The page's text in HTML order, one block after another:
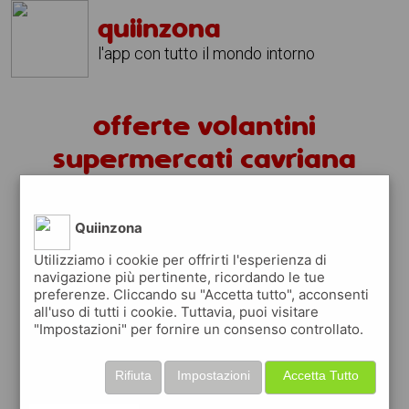
quiinzona
l'app con tutto il mondo intorno
offerte volantini
supermercati cavriana
sfogliagratisi volantinidei supermercati a
cavrianain modofaciledal tuo cellulare
grazie ai volantini nella città dicavriana
Quiinzona
Utilizziamo i cookie per offrirti l'esperienza di
navigazione più pertinente, ricordando le tue
preferenze. Cliccando su "Accetta tutto", acconsenti
all'uso di tutti i cookie. Tuttavia, puoi visitare
"Impostazioni" per fornire un consenso controllato.
Accetta Tutto
Impostazioni
Rifiuta